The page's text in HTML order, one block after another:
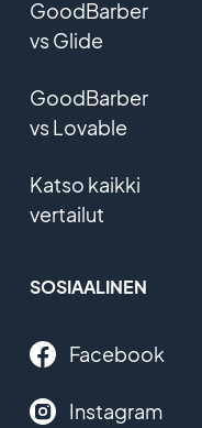
GoodBarber
vs Glide
GoodBarber
vs Lovable
Katso kaikki
vertailut
SOSIAALINEN
Facebook
Instagram